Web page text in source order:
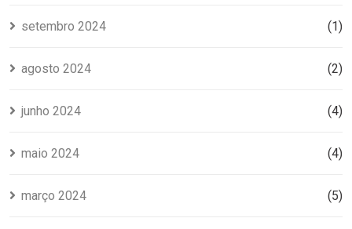
setembro 2024 (1)
agosto 2024 (2)
junho 2024 (4)
maio 2024 (4)
março 2024 (5)